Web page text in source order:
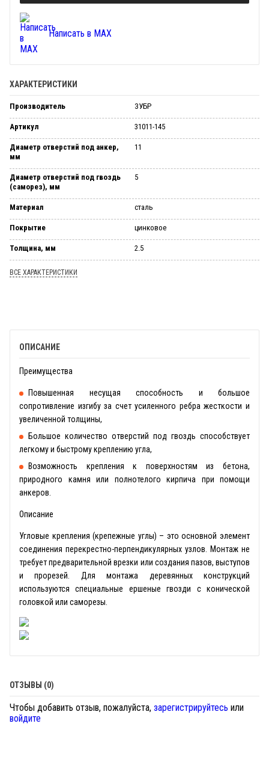
Написать в MAX
ХАРАКТЕРИСТИКИ
Производитель ЗУБР
Артикул 31011-145
Диаметр отверстий под анкер,
мм
11
Диаметр отверстий под гвоздь
(саморез), мм
5
Материал сталь
Покрытие цинковое
Толщина, мм 2.5
ВСЕ ХАРАКТЕРИСТИКИ
ОПИСАНИЕ
Преимущества
Повышенная несущая способность и большое
сопротивление изгибу за счет усиленного ребра жесткости и
увеличенной толщины,
Большое количество отверстий под гвоздь способствует
легкому и быстрому креплению угла,
Возможность крепления к поверхностям из бетона,
природного камня или полнотелого кирпича при помощи
анкеров.
Описание
Угловые крепления (крепежные углы) – это основной элемент
соединения перекрестно-перпендикулярных узлов. Монтаж не
требует предварительной врезки или создания пазов, выступов
и прорезей. Для монтажа деревянных конструкций
используются специальные ершеные гвозди с конической
головкой или саморезы.
ОТЗЫВЫ (0)
Чтобы добавить отзыв, пожалуйста, зарегистрируйтесь или
войдите